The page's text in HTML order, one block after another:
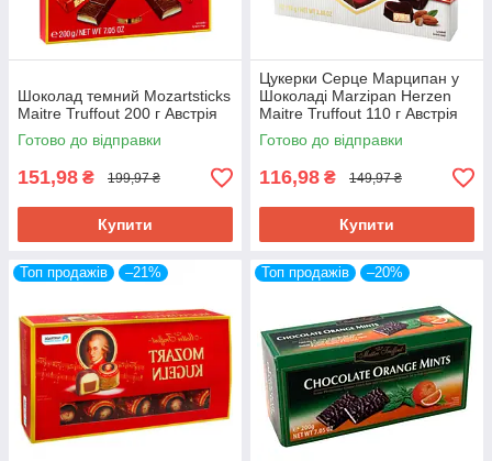
Шоколад темний Mozartsticks
Maitre Truffout 200 г Австрія
Готово до відправки
151,98 ₴ 199,97 ₴
Купити
Цукерки Серце Марципан у
Шоколаді Marzipan Herzen
Maitre Truffout 110 г Австрія
Готово до відправки
116,98 ₴ 149,97 ₴
Купити
Топ продажів –21% Топ продажів –20%